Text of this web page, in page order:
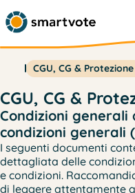
CGU, CG &
CGU, CG &
Condizioni
condizioni generali
I seguenti documenti
dettagliata delle
e condizioni.
di leggere attentamente